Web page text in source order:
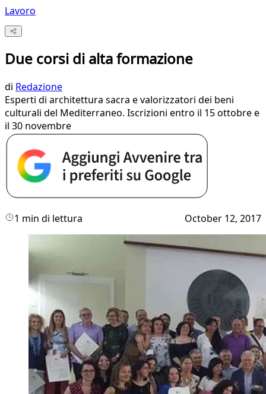
Lavoro
Due corsi di alta formazione
di Redazione
Esperti di architettura sacra e valorizzatori dei beni
culturali del Mediterraneo. Iscrizioni entro il 15 ottobre e
il 30 novembre
1 min di lettura October 12, 2017